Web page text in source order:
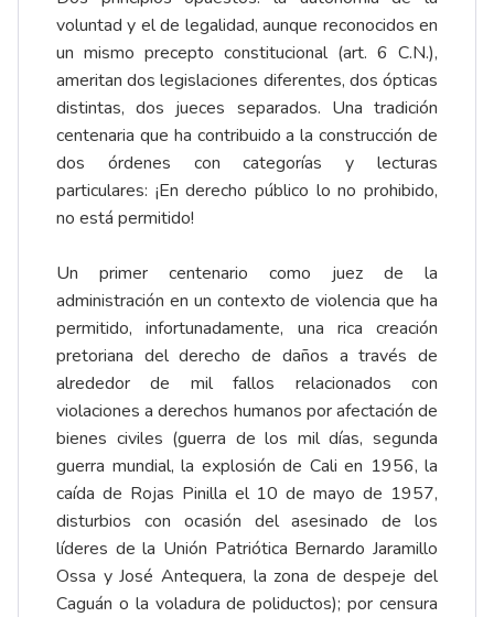
voluntad y el de legalidad, aunque reconocidos en
un mismo precepto constitucional (art. 6 C.N.),
ameritan dos legislaciones diferentes, dos ópticas
distintas, dos jueces separados. Una tradición
centenaria que ha contribuido a la construcción de
dos órdenes con categorías y lecturas
particulares: ¡En derecho público lo no prohibido,
no está permitido!
Un primer centenario como juez de la
administración en un contexto de violencia que ha
permitido, infortunadamente, una rica creación
pretoriana del derecho de daños a través de
alrededor de mil fallos relacionados con
violaciones a derechos humanos por afectación de
bienes civiles (guerra de los mil días, segunda
guerra mundial, la explosión de Cali en 1956, la
caída de Rojas Pinilla el 10 de mayo de 1957,
disturbios con ocasión del asesinado de los
líderes de la Unión Patriótica Bernardo Jaramillo
Ossa y José Antequera, la zona de despeje del
Caguán o la voladura de poliductos); por censura